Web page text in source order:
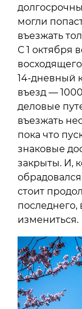
могли
въезжать
С 1 октября
14-дневный
въезд —
деловые
въезжать
пока что
знаковые
закрыты. И,
стоит
последнего,
измениться.